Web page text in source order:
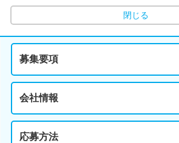
閉じる
募集要項
会社情報
応募方法